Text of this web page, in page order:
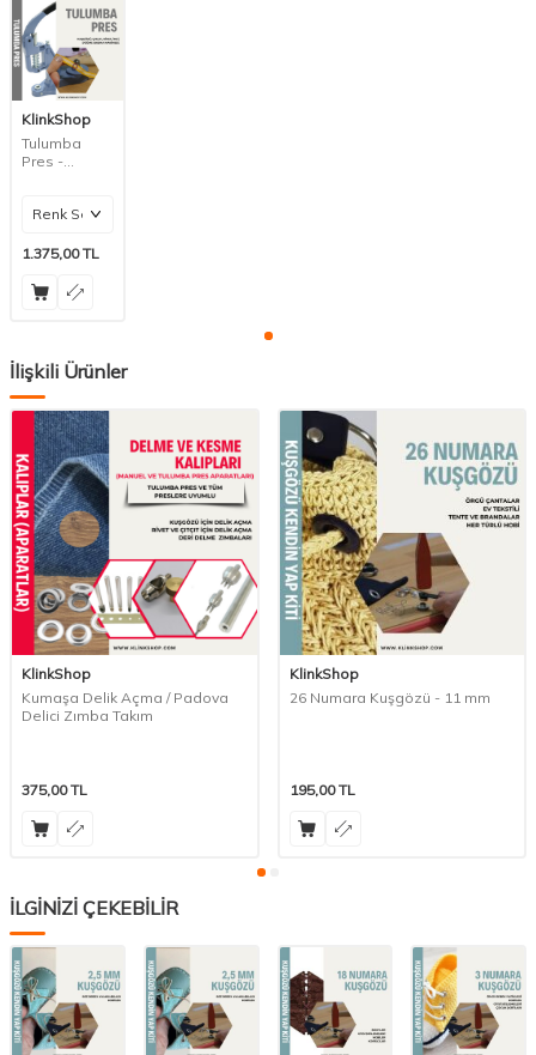
KlinkShop
Tulumba
Pres -
Makinesi
1.375,00TL
İlişkili Ürünler
KlinkShop
Kumaşa Delik Açma / Padova
Delici Zımba Takım
375,00TL
KlinkShop
26 Numara Kuşgözü - 11 mm
195,00TL
İLGİNİZİ ÇEKEBİLİR